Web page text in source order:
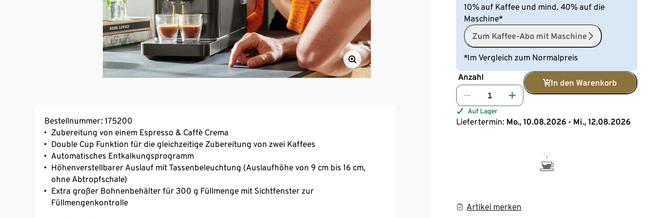
10% auf Kaffee und mind. 40% auf die
Maschine*
Zum Kaffee-Abo mit Maschine
*Im Vergleich zum Normalpreis
Anzahl
In den Warenkorb
Auf Lager
Liefertermin: Mo., 10.08.2026 - Mi., 12.08.2026
Artikel merken
Bestellnummer: 175200
Zubereitung von einem Espresso & Caffè Crema
Double Cup Funktion für die gleichzeitige Zubereitung von zwei Kaffees​
Automatisches Entkalkungsprogramm
Höhenverstellbarer Auslauf mit Tassenbeleuchtung (Auslaufhöhe von 9 cm bis 16 cm,
ohne Abtropfschale)
Extra großer Bohnenbehälter für 300 g Füllmenge mit Sichtfenster zur
Füllmengenkontrolle
Programmierbare Getränkemenge von 25 bis 250 ml